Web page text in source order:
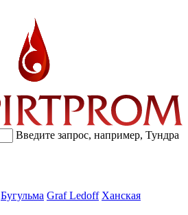
Введите запрос, например, Тундра
Бугульма Graf Ledoff Ханская